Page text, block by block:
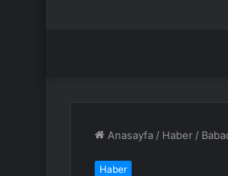
Anasayfa / Haber /
Haber